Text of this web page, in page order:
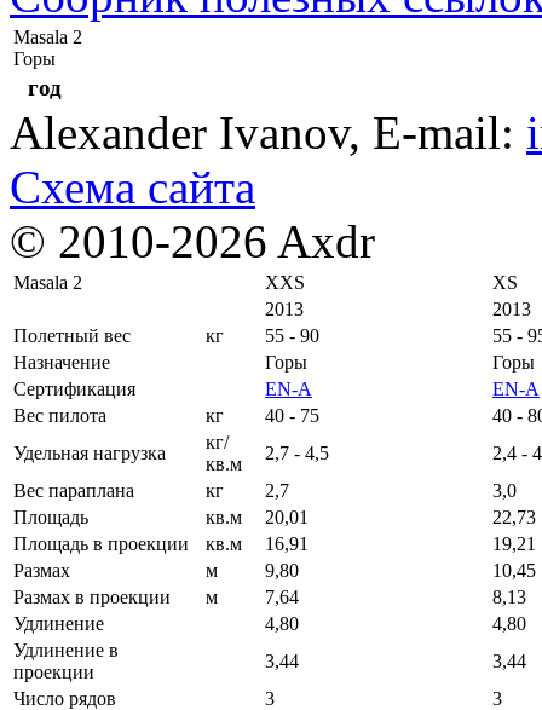
Masala 2
Горы
год
Alexander Ivanov, E-mail:
Схема сайта
© 2010-2026 Axdr
Masala 2 XXS
XS
2013
2013
Полетный вес
кг 55 - 90
55 -
Назначение
Горы
Горы
Сертификация
EN-A
EN-A
Вес пилота
кг 40 - 75
40 -
Удельная нагрузка
кг/
кв.м
2,7 - 4,5
2,4 -
Вес параплана
кг 2,7
3,0
Площадь
кв.м 20,01
22,73
Площадь в проекции
кв.м 16,91
19,21
Размах
м 9,80
10,45
Размах в проекции
м 7,64
8,13
Удлинение
4,80
4,80
Удлинение в
проекции
3,44
3,44
Число рядов
3
3